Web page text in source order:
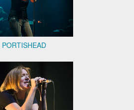
PORTISHEAD